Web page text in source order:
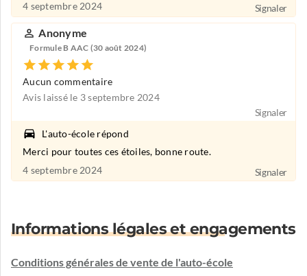
4 septembre 2024
Signaler
Anonyme
Formule B AAC (30 août 2024)
Aucun commentaire
Avis laissé le 3 septembre 2024
Signaler
L'auto-école répond
Merci pour toutes ces étoiles, bonne route.
4 septembre 2024
Signaler
Informations légales et engagements
Conditions générales de vente de l'auto-école